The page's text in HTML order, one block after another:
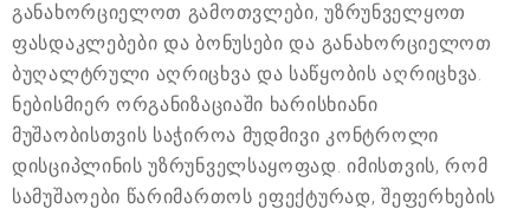
განახორციელოთ გამოთვლები, უზრუნველყოთ
ფასდაკლებები და ბონუსები და განახორციელოთ
ბუღალტრული აღრიცხვა და საწყობის აღრიცხვა.
ნებისმიერ ორგანიზაციაში ხარისხიანი
მუშაობისთვის საჭიროა მუდმივი კონტროლი
დისციპლინის უზრუნველსაყოფად. იმისთვის, რომ
სამუშაოები წარიმართოს ეფექტურად, შეფერხების